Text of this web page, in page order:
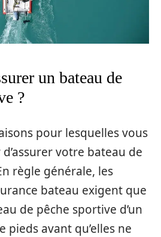
un bateau de
?
pour lesquelles vous
votre bateau de
règle générale, les
bateau exigent que
de pêche sportive d’un
pieds avant qu’elles ne